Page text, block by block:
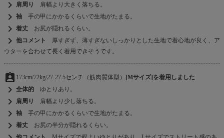
chevron_right 肩周り 肩幅より大きく落ちる。
chevron_right 袖 手の甲にかかるくらいで生地がたまる。
chevron_right 着丈 お尻が隠れるくらい。
chevron_right 他コメント 厚すぎず、薄すぎないしっかりとした生地で着心地が良く、ア
ウターを合わせて長く着用できそうです。
assignment_ind 173cm/72kg/27-27.5センチ（筋肉質体型） [Mサイズ]を着用しました
chevron_right 全体的 ゆとりあり。
chevron_right 肩周り 肩幅より少し落ちる。
chevron_right 袖 手の甲にかかるくらいで生地がたまる。
chevron_right 着丈 お尻の半分が隠れるくらい。